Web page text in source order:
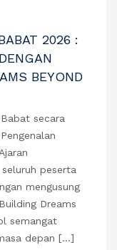
2026 :
BEYOND
secara
peserta
mengusung
Dreams
semangat
depan […]